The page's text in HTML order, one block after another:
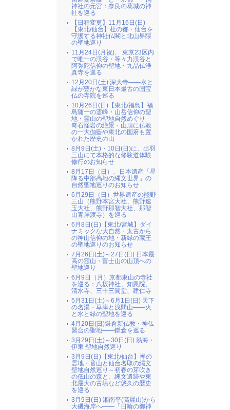
神社の元宮：奈良の葛城の神
社を巡る
【日程変更】11月16日(日)
【東北/仙台】杜の都・仙台を
守護する神社仏閣と北山界隈
の聖地巡り
11月24日(月祝)、 東京23区内
で唯一の渓谷・等々力渓谷と
阿弥陀信仰の聖地・九品仏浄
真寺を巡る
12月20日(土) 深大寺――水と
緑が豊かな東日本最古の国宝
仏の寺院を巡る
10月26日(日)【東北/福島】福
島随一の霊峰・山岳信仰の聖
地・霊山の聖地自然めぐり ─
奇石怪岩の絶景・山頂に仏教
の一大伽藍や東北の国府も置
かれた歴史の山
8月9日(土)・10日(日)に、出羽
三山にて本格的な修験道体験
修行のお知らせ
8月17日（日）、日本遺産「星
降る中部高地の縄文世界」の
自然聖地巡りのお知らせ
6月29日（日）世界遺産の熊野
三山（熊野本宮大社、熊野速
玉大社、熊野那智大社、那智
山青岸渡寺）を巡る
6月8日(日)【東北/宮城】ダイ
ナミックな大自然・太古から
の神山信仰の地・新緑の蔵王
の聖地巡りのお知らせ
7月26日(土)～27日(日) 日本最
高の霊山・富士山の山頂への
聖地巡り
6月9日（月）京都東山の寺社
を巡る：八坂神社、知恩院、
清水寺、三十三間堂、建仁寺
5月31日(土)～6月1日(日) 天下
の名湯・草津と浅間山――火
と水と緑の聖地を巡る
4月20日(日)鎌倉新仏教・神仏
習合の聖地――鎌倉を巡る
3月29日(土)～30日(日) 熱海・
伊東 聖地自然巡り
3月9日(日)【東北/仙台】禅の
霊地・蕃山と仙台名取の縄文
聖地自然巡り～初春の芽吹き
の低山の森と、縄文遺跡や東
北最大の古墳など悠久の歴史
を巡る
3月9日(日) 湘南平(高麗山)から
大磯海岸へ――「日輪の御神